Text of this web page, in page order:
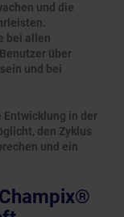
und die
bei allen
über
und bei
in der
den Zyklus
und ein